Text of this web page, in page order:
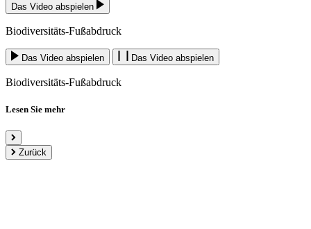
Das Video abspielen
Biodiversitäts-Fußabdruck
Das Video abspielen Das Video abspielen
Biodiversitäts-Fußabdruck
Lesen Sie mehr
Zurück